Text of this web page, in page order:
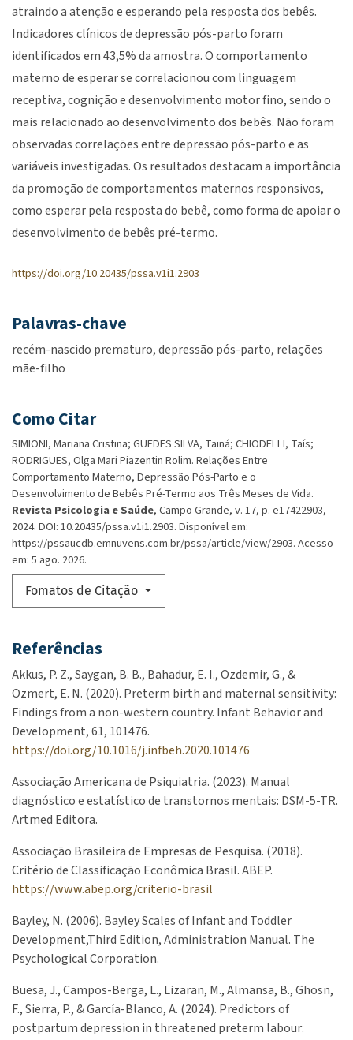
Palavras-chave
recém-nascido prematuro depressão pós-parto relações
mãe-filho
Como Citar
SIMIONI, Mariana Cristina; GUEDES SILVA, Tainá; CHIODELLI, Taís;
RODRIGUES, Olga Mari Piazentin Rolim. Relações Entre
Comportamento Materno, Depressão Pós-Parto e o
Desenvolvimento de Bebês Pré-Termo aos Três Meses de Vida.
Revista Psicologia e Saúde, Campo Grande, v. 17, p. e17422903,
2024. DOI: 10.20435/pssa.v1i1.2903. Disponível em:
https://pssaucdb.emnuvens.com.br/pssa/article/view/2903. Acesso
em: 5 ago. 2026.
Fomatos de Citação
atraindo a atenção e esperando pela resposta dos bebês.
Indicadores clínicos de depressão pós-parto foram
identificados em 43,5% da amostra. O comportamento
materno de esperar se correlacionou com linguagem
receptiva, cognição e desenvolvimento motor fino, sendo o
mais relacionado ao desenvolvimento dos bebês. Não foram
observadas correlações entre depressão pós-parto e as
variáveis investigadas. Os resultados destacam a importância
da promoção de comportamentos maternos responsivos,
como esperar pela resposta do bebê, como forma de apoiar o
desenvolvimento de bebês pré-termo.
https://doi.org/10.20435/pssa.v1i1.2903
Referências
Akkus, P. Z., Saygan, B. B., Bahadur, E. I., Ozdemir, G., &
Ozmert, E. N. (2020). Preterm birth and maternal sensitivity:
Findings from a non-western country. Infant Behavior and
Development, 61, 101476.
https://doi.org/10.1016/j.infbeh.2020.101476
Associação Americana de Psiquiatria. (2023). Manual
diagnóstico e estatístico de transtornos mentais: DSM-5-TR.
Artmed Editora.
Associação Brasileira de Empresas de Pesquisa. (2018).
Critério de Classificação Econômica Brasil. ABEP.
https://www.abep.org/criterio-brasil
Bayley, N. (2006). Bayley Scales of Infant and Toddler
Development,Third Edition, Administration Manual. The
Psychological Corporation.
Buesa, J., Campos-Berga, L., Lizaran, M., Almansa, B., Ghosn,
F., Sierra, P., & García-Blanco, A. (2024). Predictors of
postpartum depression in threatened preterm labour: